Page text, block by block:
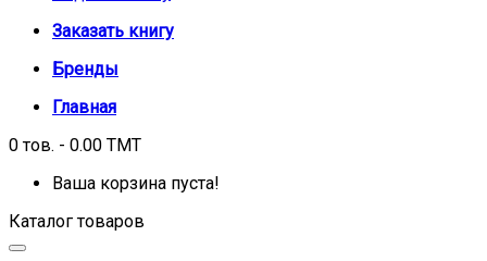
Заказать книгу
Бренды
Главная
0 тов. - 0.00 TMT
Ваша корзина пуста!
Каталог товаров